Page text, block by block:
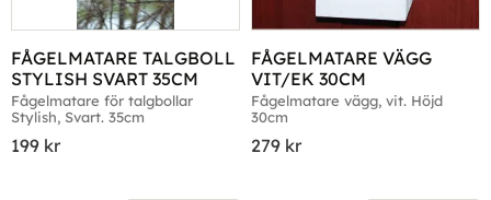
FÅGELMATARE TALGBOLL
STYLISH SVART 35CM
Fågelmatare för talgbollar
Stylish, Svart. 35cm
199 kr
FÅGELMATARE VÄGG
VIT/EK 30CM
Fågelmatare vägg, vit. Höjd
30cm
279 kr